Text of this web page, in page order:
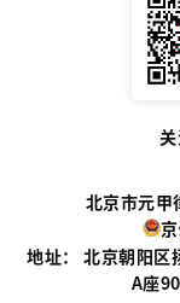
北京市元
地址： 北京朝阳区
A座